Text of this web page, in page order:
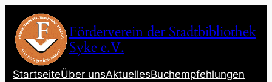
Förderverein der Stadtbibliothek
Syke e.V.
StartseiteÜber unsAktuellesBuchempfehlungen